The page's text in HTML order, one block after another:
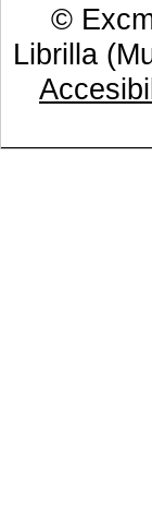
©
Librilla